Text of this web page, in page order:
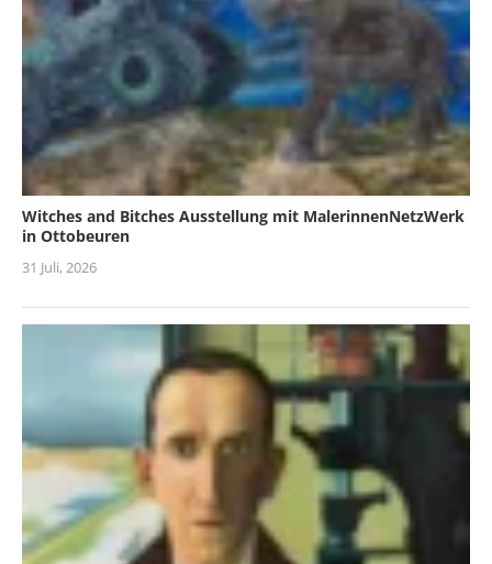
Witches and Bitches Ausstellung mit MalerinnenNetzWerk
in Ottobeuren
31 Juli, 2026